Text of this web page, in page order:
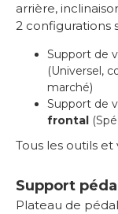
arrière,
2 configurations
Support de
(Universel,
marché)
Support de
frontal
Tous les outils
Support
Plateau de